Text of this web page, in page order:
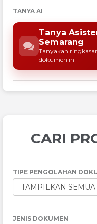
TANYA AI
Tanya
Semarang
Tanyakan
dokumen ini
CARI
TIPE PENGOLAHAN
JENIS DOKUMEN